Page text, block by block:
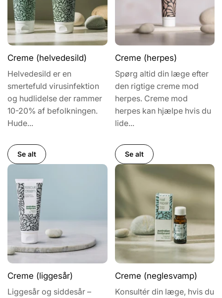
Creme (helvedesild)
Helvedesild er en
smertefuld virusinfektion
og hudlidelse der rammer
10-20% af befolkningen.
Hude...
Se alt
Creme (herpes)
Spørg altid din læge efter
den rigtige creme mod
herpes. Creme mod
herpes kan hjælpe hvis du
lide...
Se alt
Creme (liggesår)
Liggesår og siddesår –
Creme (neglesvamp)
Konsultér din læge, hvis du